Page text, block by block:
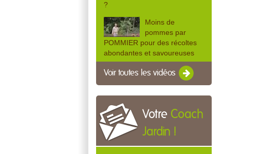
?
Moins de
pommes par
POMMIER pour des récoltes
abondantes et savoureuses
Voir toutes les vidéos
Votre Coach
Jardin !